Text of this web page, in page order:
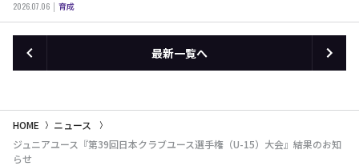
2026.07.06 育成
最新一覧へ
HOME
ニュース
ジュニアユース『第39回日本クラブユース選手権（U-15）大会』結果のお知
らせ